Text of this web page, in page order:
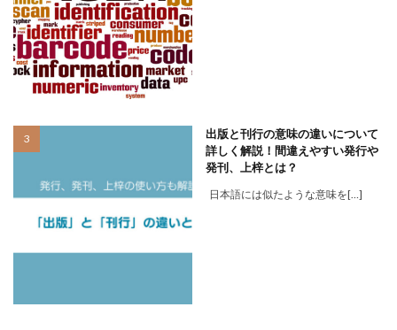
出版と刊行の意味の違いについて
詳しく解説！間違えやすい発行や
発刊、上梓とは？
日本語には似たような意味を[…]